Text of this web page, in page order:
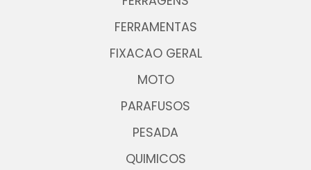
FERRAMENTAS
FIXACAO GERAL
MOTO
PARAFUSOS
PESADA
QUIMICOS